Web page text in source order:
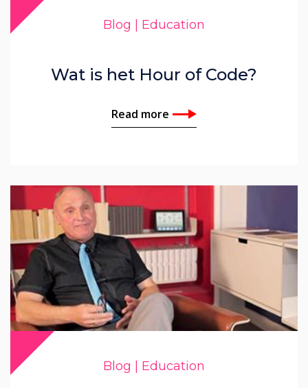
Blog | Education
Wat is het Hour of Code?
Read more
Blog | Education